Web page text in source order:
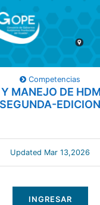
Competencias
Y MANEJO DE
SEGUNDA-EDICION
Updated Mar 13,2026
INGRESAR